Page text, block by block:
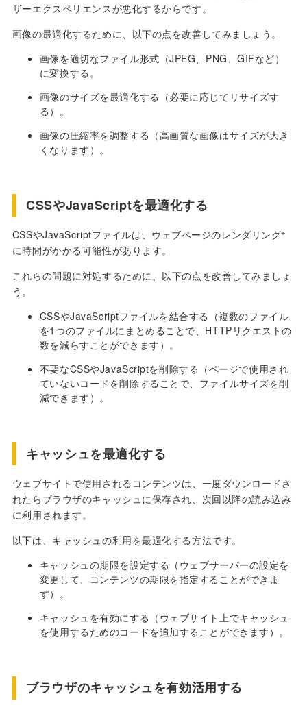
ザーエクスペリエンスが悪化するからです。
画像の最適化するために、以下の点を改善してみましょう。
画像を適切なファイル形式（JPEG、PNG、GIFなど）
に変換する。
画像のサイズを最適化する（必要に応じてリサイズす
る）。
画像の圧縮率を調整する（高画質な画像はサイズが大き
くなります）。
CSSやJavaScriptを最適化する
CSSやJavaScriptファイルは、ウェブページのレンダリング※
に時間がかかる可能性があります。
これらの問題に対処するために、以下の点を改善してみましょ
う。
CSSやJavaScriptファイルを結合する（複数のファイル
を1つのファイルにまとめることで、HTTPリクエストの
数を減らすことができます）。
不要なCSSやJavaScriptを削除する（ページで使用され
ていないコードを削除することで、ファイルサイズを削
減できます）。
キャッシュを最適化する
ウェブサイトで使用されるコンテンツは、一度ダウンロードさ
れたらブラウザのキャッシュに保存され、次回以降の読み込み
に利用されます。
以下は、キャッシュの利用を最適化する方法です。
キャッシュの期限を設定する（ウェブサーバーの設定を
変更して、コンテンツの期限を指定することができま
す）。
キャッシュを有効にする（ウェブサイト上でキャッシュ
を使用するためのコードを追加することができます）。
ブラウザのキャッシュを有効活用する